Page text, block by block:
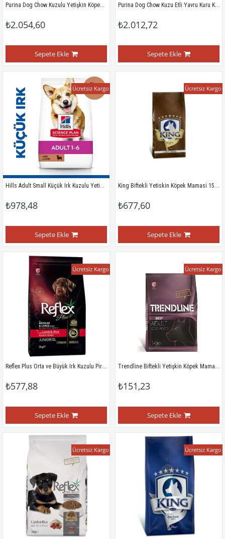
Purina Dog Chow Kuzulu Yetişkin Köpek Maması 14 Kg
₺2.054,60
Sepete Ekle
Purina Dog Chow Kuzu Etli Yavru Kuru Köpek Maması 14 Kg
₺2.012,72
Sepete Ekle
Hills Adult Small Küçük Irk Kuzulu Yetiskin Köpek Mamasi 1,5 Kg
₺978,48
Sepete Ekle
Ücretsiz Kargo
King Biftekli Yetiskin Köpek Mamasi 15 Kg
₺677,60
Sepete Ekle
Ücretsiz Kargo
Reflex Plus Orta ve Büyük Irk Kuzulu Pirinçli Yavru Köpek Maması 3 Kg
₺577,88
Sepete Ekle
Ücretsiz Kargo
Trendline Biftekli Yetişkin Köpek Maması 1 Kg
₺151,23
Sepete Ekle
Ücretsiz Kargo
Ücretsiz Kargo Ücretsiz Kargo